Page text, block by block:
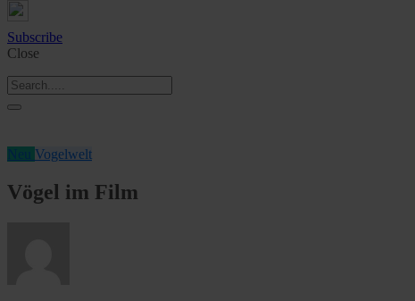
Subscribe
Close
Vogelwelt
Vögel im Film